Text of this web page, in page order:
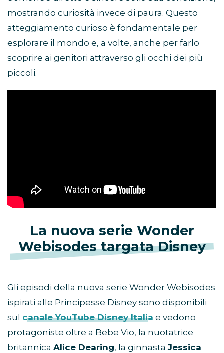
disegnatori, gli ideatori di tutte le tue principesse
Disney del grande schermo preferite!
mostrando curiosità invece di paura. Questo
atteggiamento curioso è fondamentale per
esplorare il mondo e, a volte, anche per farlo
scoprire ai genitori attraverso gli occhi dei più
piccoli.
La nuova serie Wonder
Webisodes targata Disney
Gli episodi della nuova serie Wonder Webisodes
ispirati alle Principesse Disney sono disponibili
sul canale YouTube Disney Italia e vedono
protagoniste oltre a Bebe Vio, la nuotatrice
britannica Alice Dearing, la ginnasta Jessica